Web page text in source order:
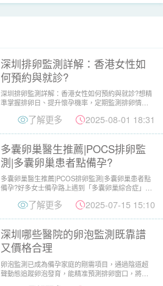
深圳排卵監測詳解：香港女性如
何預約與就診?
深圳排卵監測詳解：香港女性如何預約與就診?想精
準掌握排卵日、提升懷孕機率，定期監測排卵情況
了解更多 2025-08-01 18:31
多囊卵巢醫生推薦|POCS排卵監
測|多囊卵巢患者點備孕?
多囊卵巢醫生推薦|PCOS排卵監測|多囊卵巢患者點
備孕?好多女士備孕路上遇到「多囊卵巢綜合症」
了解更多 2025-07-15 15:10
深圳哪些醫院的卵泡監測既靠譜
又價格合理
卵泡監測已成為備孕家庭的剛需項目，通過陰道超
聲動態追蹤卵泡發育，能精准預測排卵窗口，將自